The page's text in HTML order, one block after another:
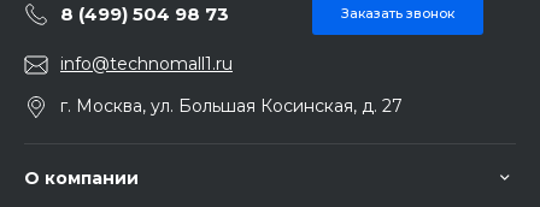
8 (499) 504 98 73 Заказать звонок
info@technomall1.ru
г. Москва, ул. Большая Косинская, д. 27
О компании